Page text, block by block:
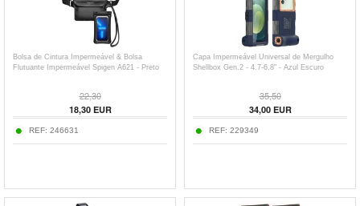
Bolsa de Cintura Impermeável & Bolsa
Flutuante Impermeável Spigen A621 - Preto
22,30
18,30EUR
REF: 246631
Capa Impermeável Universal de Mergulho
Shellbox Gen.2 - 4.7-6.8" - Azul Escuro
35,50
34,00EUR
REF: 229349